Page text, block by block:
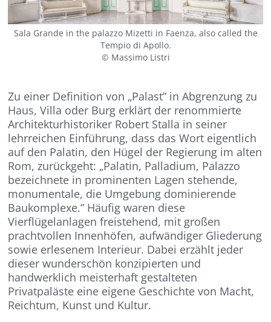
Sala Grande in the palazzo Mizetti in Faenza, also called the
Tempio di Apollo.
© Massimo Listri
Zu einer Definition von „Palast” in Abgrenzung zu
Haus, Villa oder Burg erklärt der renommierte
Architekturhistoriker Robert Stalla in seiner
lehrreichen Einführung, dass das Wort eigentlich
auf den Palatin, den Hügel der Regierung im alten
Rom, zurückgeht: „Palatin, Palladium, Palazzo
bezeichnete in prominenten Lagen stehende,
monumentale, die Umgebung dominierende
Baukomplexe.” Häufig waren diese
Vierflügelanlagen freistehend, mit großen
prachtvollen Innenhöfen, aufwändiger Gliederung
sowie erlesenem Interieur. Dabei erzählt jeder
dieser wunderschön konzipierten und
handwerklich meisterhaft gestalteten
Privatpaläste eine eigene Geschichte von Macht,
Reichtum, Kunst und Kultur.